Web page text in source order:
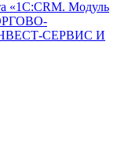
«1С:CRM. Модуль
СЕРВИС И